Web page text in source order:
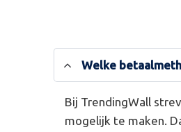
Welke
Bij TrendingWall
mogelijk te maken.